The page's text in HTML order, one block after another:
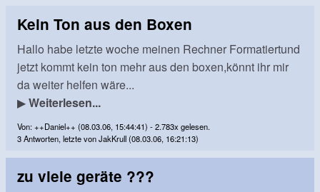
Kein Ton aus den Boxen
Hallo habe letzte woche meinen Rechner Formatiertund
jetzt kommt kein ton mehr aus den boxen,könnt ihr mir
da weiter helfen wäre...
▶Weiterlesen...
Von: ++Daniel++ (08.03.06, 15:44:41) - 2.783x gelesen.
3 Antworten, letzte von JakKrull (08.03.06, 16:21:13)
zu viele geräte ???